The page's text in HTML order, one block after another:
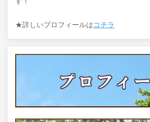
★詳しいプロフィールはコチラ